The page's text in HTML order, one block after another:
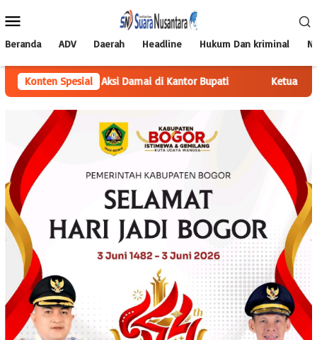
ke
Mobile
Beranda ADV Daerah Headline Hukum Dan kriminal
Konten Spesial
Aksi Damai di Kantor Bupati Ketua YLPK PERARI